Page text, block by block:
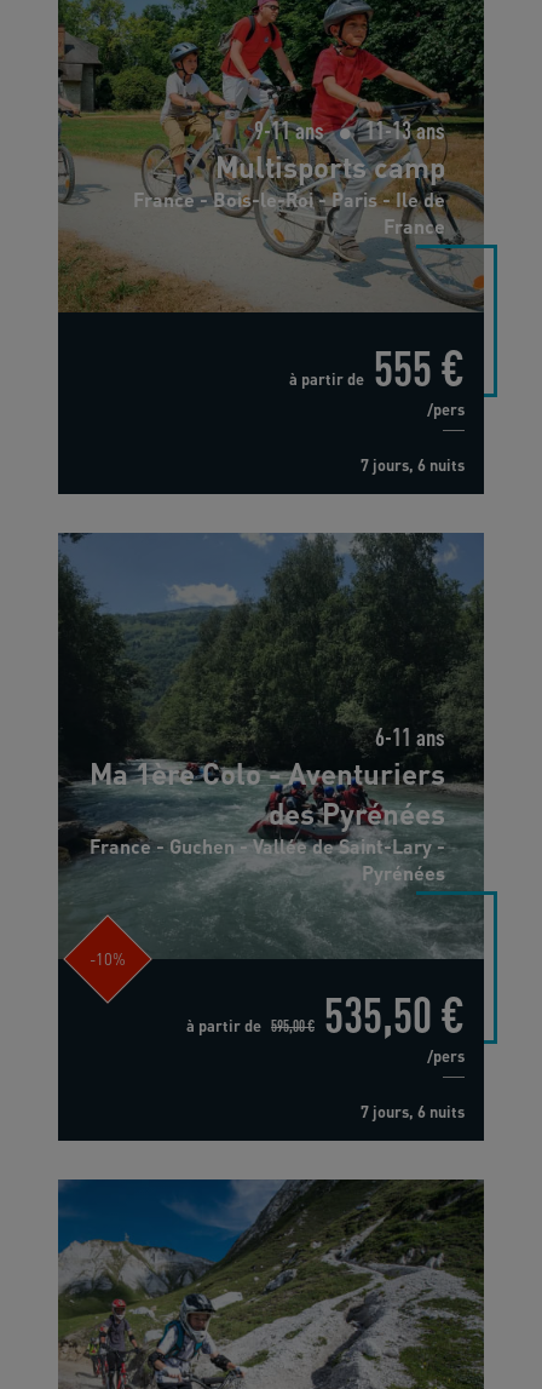
9-11 ans 11-13 ans
Multisports camp
France - Bois-le-Roi - Paris - Ile de
France
à partir de 555 €
/pers
7 jours, 6 nuits
6-11 ans
Ma 1ère Colo - Aventuriers
des Pyrénées
France - Guchen - Vallée de Saint-Lary -
Pyrénées
-10%
à partir de 595,00 € 535,50 €
/pers
7 jours, 6 nuits